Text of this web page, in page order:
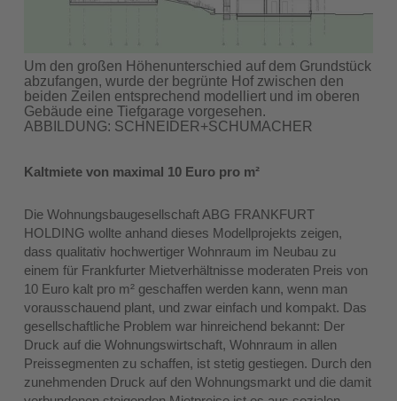
Um den großen Höhenunterschied auf dem Grundstück
abzufangen, wurde der begrünte Hof zwischen den
beiden Zeilen entsprechend modelliert und im oberen
Gebäude eine Tiefgarage vorgesehen.
ABBILDUNG: SCHNEIDER+SCHUMACHER
Kaltmiete von maximal 10 Euro pro m²
Die Wohnungsbaugesellschaft ABG FRANKFURT
HOLDING wollte anhand dieses Modellprojekts zeigen,
dass qualitativ hochwertiger Wohnraum im Neubau zu
einem für Frankfurter Mietverhältnisse moderaten Preis von
10 Euro kalt pro m² geschaffen werden kann, wenn man
vorausschauend plant, und zwar einfach und kompakt. Das
gesellschaftliche Problem war hinreichend bekannt: Der
Druck auf die Wohnungswirtschaft, Wohnraum in allen
Preissegmenten zu schaffen, ist stetig gestiegen. Durch den
zunehmenden Druck auf den Wohnungsmarkt und die damit